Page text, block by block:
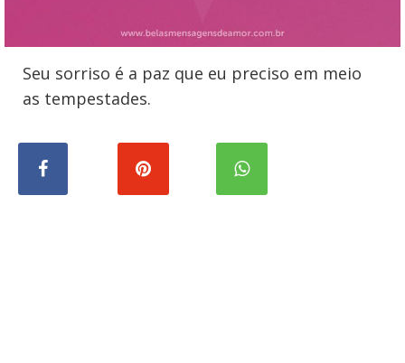
Seu sorriso é a paz que eu preciso em meio
as tempestades.